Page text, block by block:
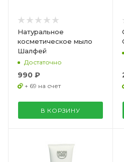
Натуральное
косметическое мыло
Шалфей
Достаточно
990 ₽
+ 69 на счет
В КОРЗИНУ